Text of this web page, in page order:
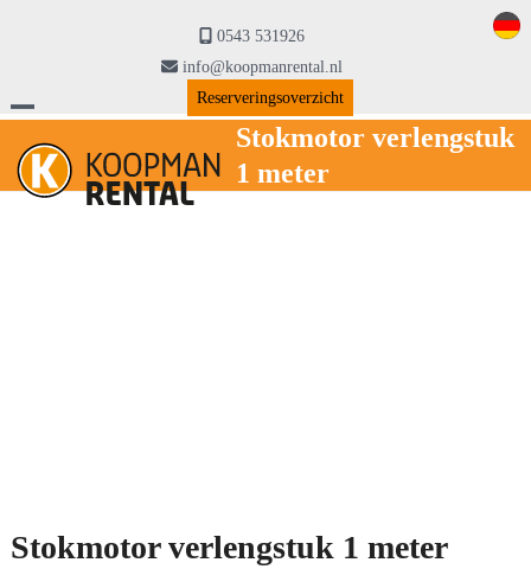
0543 531926
info@koopmanrental.nl
Reserveringsoverzicht
mobile
mobile
Stokmotor verlengstuk
1 meter
Stokmotor verlengstuk 1 meter